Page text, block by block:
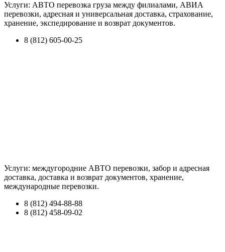
Услуги: АВТО перевозка груза между филиалами, АВИА
перевозки, адресная и универсальная доставка, страхование,
хранение, экспедирование и возврат документов.
8 (812) 605-00-25
Услуги: междугородние АВТО перевозки, забор и адресная
доставка, доставка и возврат документов, хранение,
международные перевозки.
8 (812) 494-88-88
8 (812) 458-09-02